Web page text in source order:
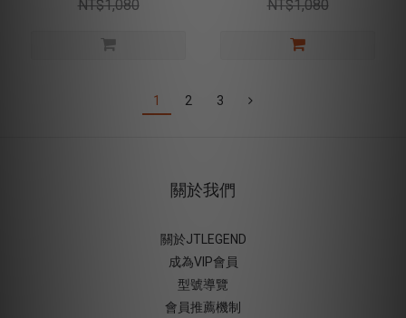
NT$1,080
NT$1,080
1 2 3
關於我們
關於JTLEGEND
成為VIP會員
型號導覽
會員推薦機制